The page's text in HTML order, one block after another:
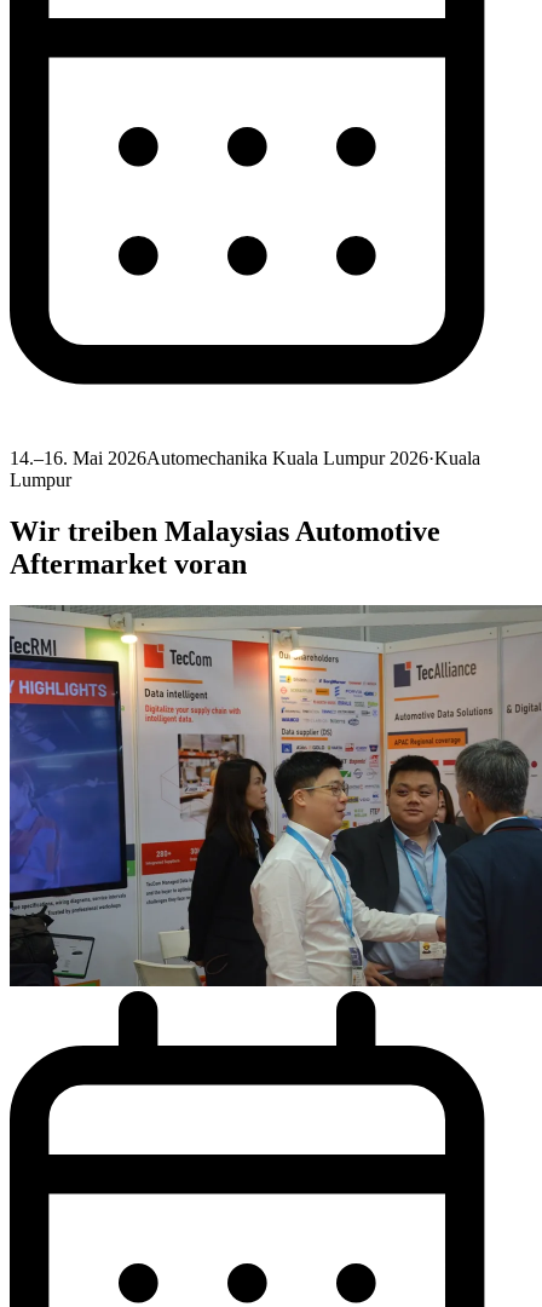
14.–16. Mai 2026Automechanika Kuala Lumpur 2026·Kuala
Lumpur
Wir treiben Malaysias Automotive
Aftermarket voran